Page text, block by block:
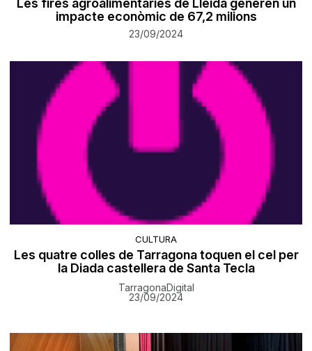
Les fires agroalimentàries de Lleida generen un
impacte econòmic de 67,2 milions
23/09/2024
CULTURA
Les quatre colles de Tarragona toquen el cel per
la Diada castellera de Santa Tecla
TarragonaDigital
23/09/2024